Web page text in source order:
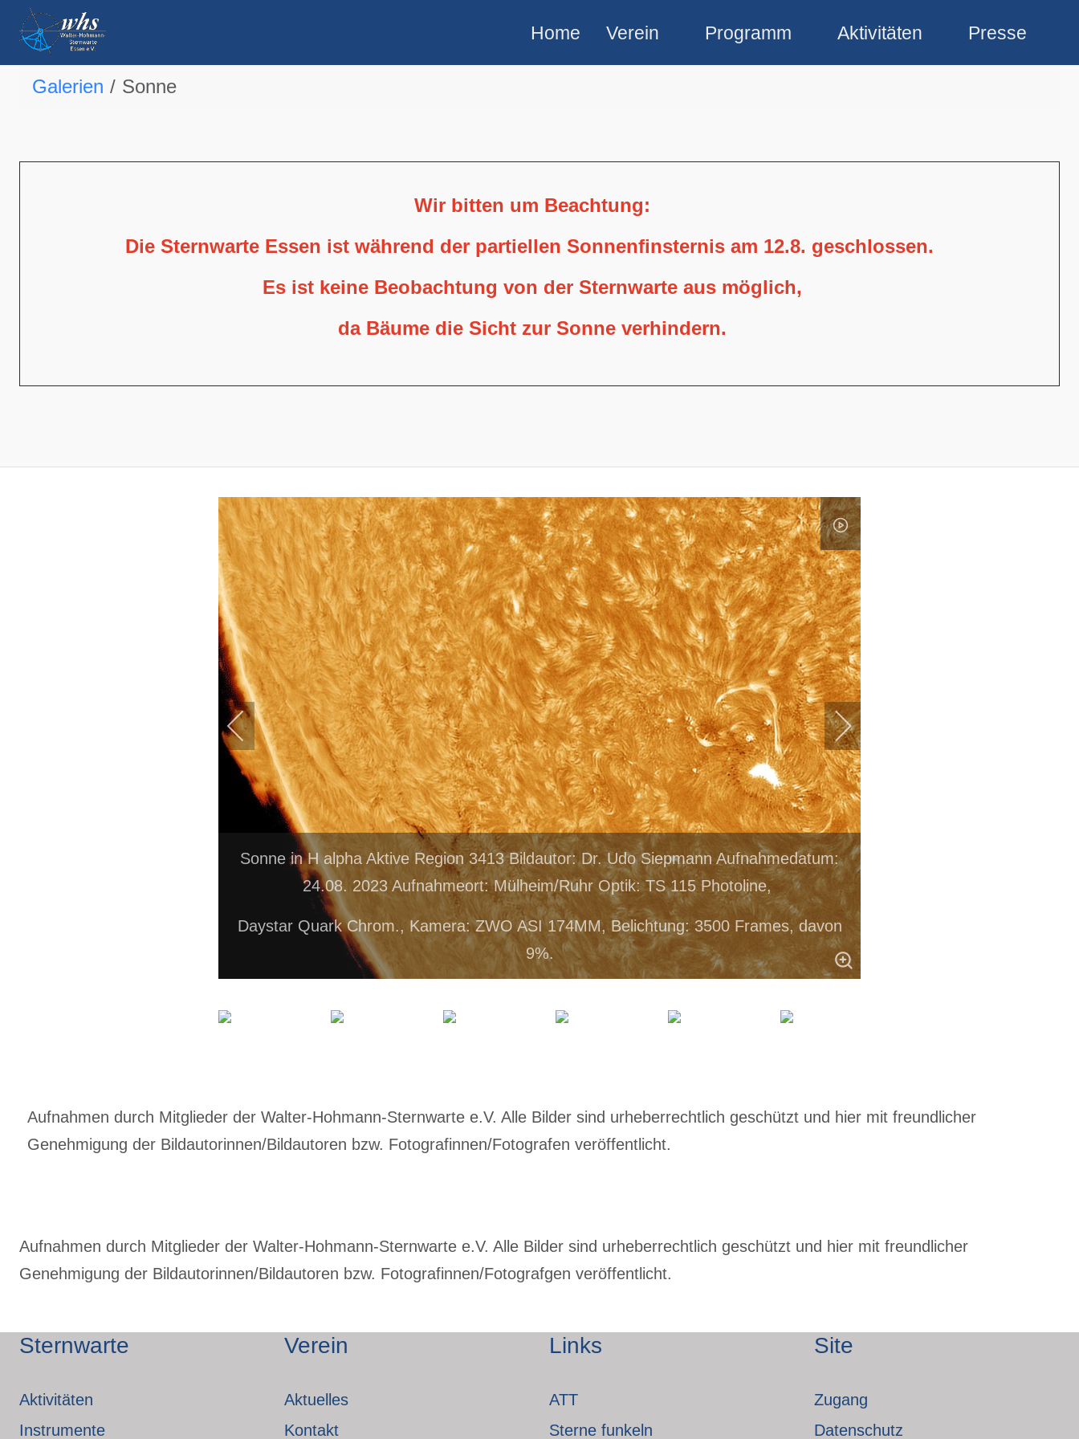
Home Verein Programm Aktivitäten Presse
Galerien Sonne
Wir bitten um Beachtung:
Die Sternwarte Essen ist während der partiellen Sonnenfinsternis am 12.8. geschlossen.
Es ist keine Beobachtung von der Sternwarte aus möglich,
da Bäume die Sicht zur Sonne verhindern.
Sonne in H alpha Aktive Region 3413 Bildautor: Dr. Udo Siepmann Aufnahmedatum:
24.08. 2023 Aufnahmeort: Mülheim/Ruhr Optik: TS 115 Photoline,
Daystar Quark Chrom., Kamera: ZWO ASI 174MM, Belichtung: 3500 Frames, davon
9%.
Aufnahmen durch Mitglieder der Walter-Hohmann-Sternwarte e.V. Alle Bilder sind urheberrechtlich geschützt und hier mit freundlicher
Genehmigung der Bildautorinnen/Bildautoren bzw. Fotografinnen/Fotografen veröffentlicht.
Aufnahmen durch Mitglieder der Walter-Hohmann-Sternwarte e.V. Alle Bilder sind urheberrechtlich geschützt und hier mit freundlicher
Genehmigung der Bildautorinnen/Bildautoren bzw. Fotografinnen/Fotografgen veröffentlicht.
Sternwarte
Aktivitäten
Instrumente
Verein
Aktuelles
Kontakt
Links
ATT
Sterne funkeln
Site
Zugang
Datenschutz